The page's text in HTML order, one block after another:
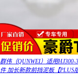
群伟（QUNWEI）适用
件 加长新款前挡泥板【PLUS